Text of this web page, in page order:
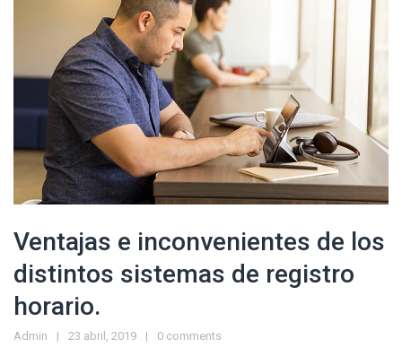
Ventajas e inconvenientes de los
distintos sistemas de registro
horario.
Admin 23 abril, 2019 0 comments